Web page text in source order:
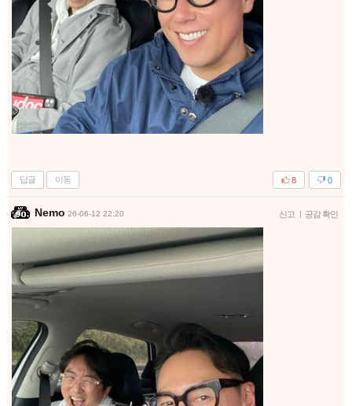
답글 이동 0
8
Nemo 26-06-12 22:20 신고 | 공감 확인